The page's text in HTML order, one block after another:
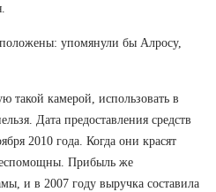
упомянули бы Алросу,
такой камерой, использовать в
Дата предоставления средств
2010 года. Когда они красят
Прибыль же
и в 2007 году выручка составила